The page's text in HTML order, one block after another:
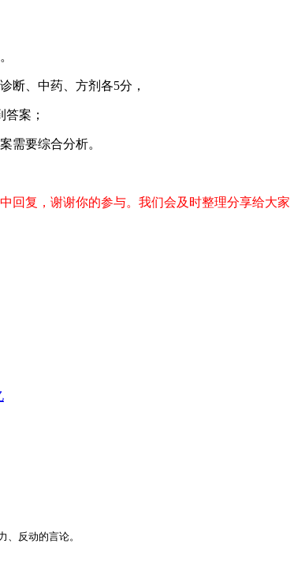
、中药、方剂各5分，
案；
要综合分析。
回复，谢谢你的参与。我们会及时整理分享给大家
反动的言论。